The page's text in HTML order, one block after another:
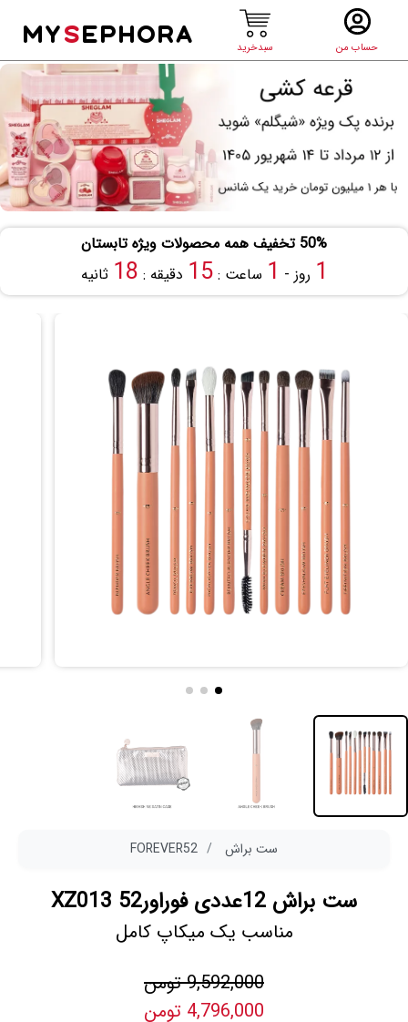
حساب من سبدخرید
MYSEPHORA
50% تخفیف همه محصولات ویژه تابستان
1 روز - 1 ساعت :15 دقیقه : 18 ثانیه
ست براش FOREVER52
ست براش 12عددی فوراور52 XZ013
مناسب یک میکاپ کامل
9,592,000 تومن
4,796,000 تومن